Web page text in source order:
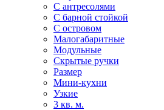
С антресолями
С барной стойкой
С островом
Малогабаритные
Модульные
Скрытые ручки
Размер
Мини-кухни
Узкие
3 кв. м.